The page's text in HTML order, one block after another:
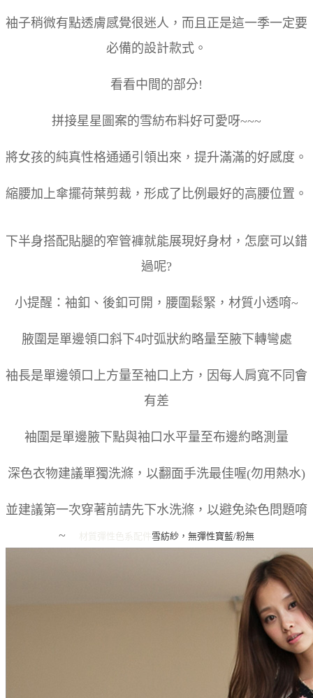
袖子稍微有點透膚感覺很迷人，而且正是這一季一定要
必備的設計款式。
看看中間的部分!
拼接星星圖案的雪紡布料好可愛呀~~~
將女孩的純真性格通通引領出來，提升滿滿的好感度。
縮腰加上傘擺荷葉剪裁，形成了比例最好的高腰位置。
下半身搭配貼腿的窄管褲就能展現好身材，怎麼可以錯
過呢?
小提醒：袖釦、後釦可開，腰圍鬆緊，材質小透唷~
腋圍是單邊領口斜下4吋弧狀約略量至腋下轉彎處
袖長是單邊領口上方量至袖口上方，因每人肩寬不同會
有差
袖圍是單邊腋下點與袖口水平量至布邊約略測量
深色衣物建議單獨洗滌，以翻面手洗最佳喔(勿用熱水)
並建議第一次穿著前請先下水洗滌，以避免染色問題唷
~
雪紡紗，無彈性寶藍/粉無